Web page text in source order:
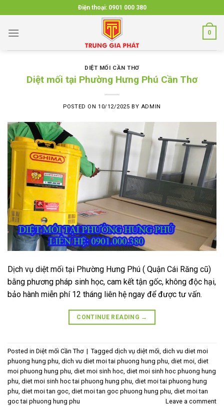
to
content
Điện thoại: 0901 000 380
0
DIỆT MỐI CẦN THƠ
Diệt mối tại Phường Hưng Phú Cần Thơ
POSTED ON 10/12/2025 BY ADMIN
Dịch vụ diệt mối tại Phường Hưng Phú ( Quận Cái Răng cũ)
bằng phương pháp sinh học, cam kết tận gốc, không độc hại,
bảo hành miễn phí 12 tháng liên hệ ngay để được tư vấn.
CONTINUE READING →
Posted in Diệt mối Cần Thơ | Tagged dịch vụ diệt mối, dich vu diet moi
phuong hung phu, dich vu diet moi tai phuong hung phu, diet moi, diet
moi phuong hung phu, diet moi sinh hoc, diet moi sinh hoc phuong hung
phu, diet moi sinh hoc tai phuong hung phu, diet moi tai phuong hung
phu, diet moi tan goc, diet moi tan goc phuong hung phu, diet moi tan
goc tai phuong hung phu
Leave a comment